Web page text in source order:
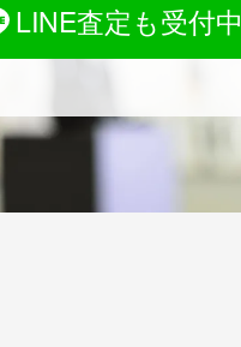
LINE査定も受付中